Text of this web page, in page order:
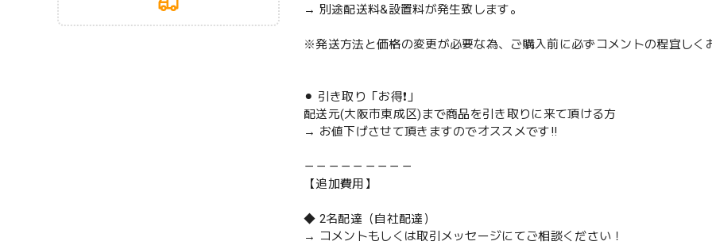
→ 別途配送料&設置料が発生致します。
※発送方法と価格の変更が必要な為、ご購入前に必ずコメントの程宜しく
⚫︎ 引き取り「お得❗️」
配送元(大阪市東成区)まで商品を引き取りに来て頂ける方
→ お値下げさせて頂きますのでオススメです‼️
－－－－－－－－－
【追加費用】
◆ 2名配達（自社配達）
→ コメントもしくは取引メッセージにてご相談ください！